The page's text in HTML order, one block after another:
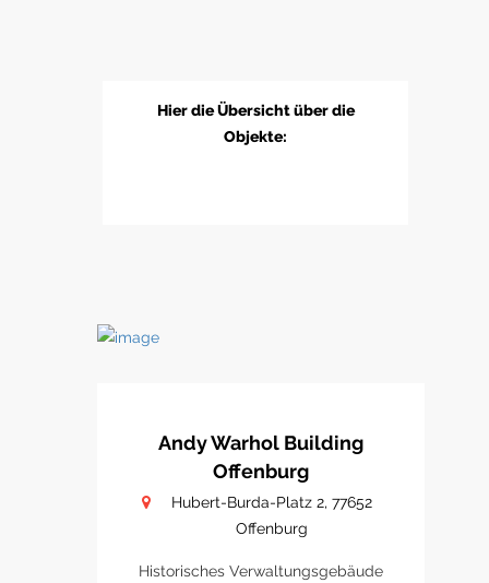
Hier die Übersicht über die
Objekte:
Andy Warhol Building
Offenburg
Hubert-Burda-Platz 2, 77652
Offenburg
Historisches Verwaltungsgebäude